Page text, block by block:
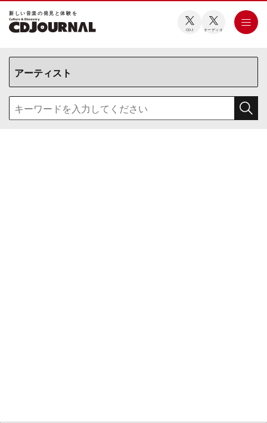
新しい⾳楽の発⾒と体験を
CDJ オーディオ